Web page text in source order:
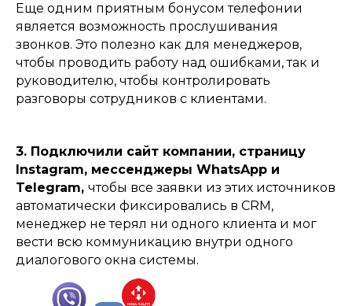
Еще одним приятным бонусом телефонии
является возможность прослушивания
звонков. Это полезно как для менеджеров,
чтобы проводить работу над ошибками, так и
руководителю, чтобы контролировать
разговоры сотрудников с клиентами.
3. Подключили сайт компании, страницу
Instagram, мессенджеры WhatsApp и
Telegram, чтобы все заявки из этих источников
автоматически фиксировались в CRM,
менеджер не терял ни одного клиента и мог
вести всю коммуникацию внутри одного
диалогового окна системы.